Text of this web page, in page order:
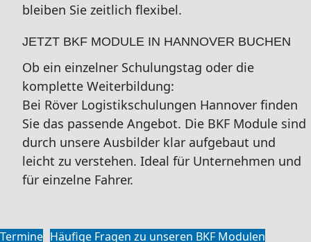
bleiben Sie zeitlich flexibel.
JETZT BKF MODULE IN HANNOVER BUCHEN
Ob ein einzelner Schulungstag oder die
komplette Weiterbildung:
Bei Röver Logistikschulungen Hannover finden
Sie das passende Angebot. Die BKF Module sind
durch unsere Ausbilder klar aufgebaut und
leicht zu verstehen. Ideal für Unternehmen und
für einzelne Fahrer.
Termine Häufige Fragen zu unseren BKF Modulen